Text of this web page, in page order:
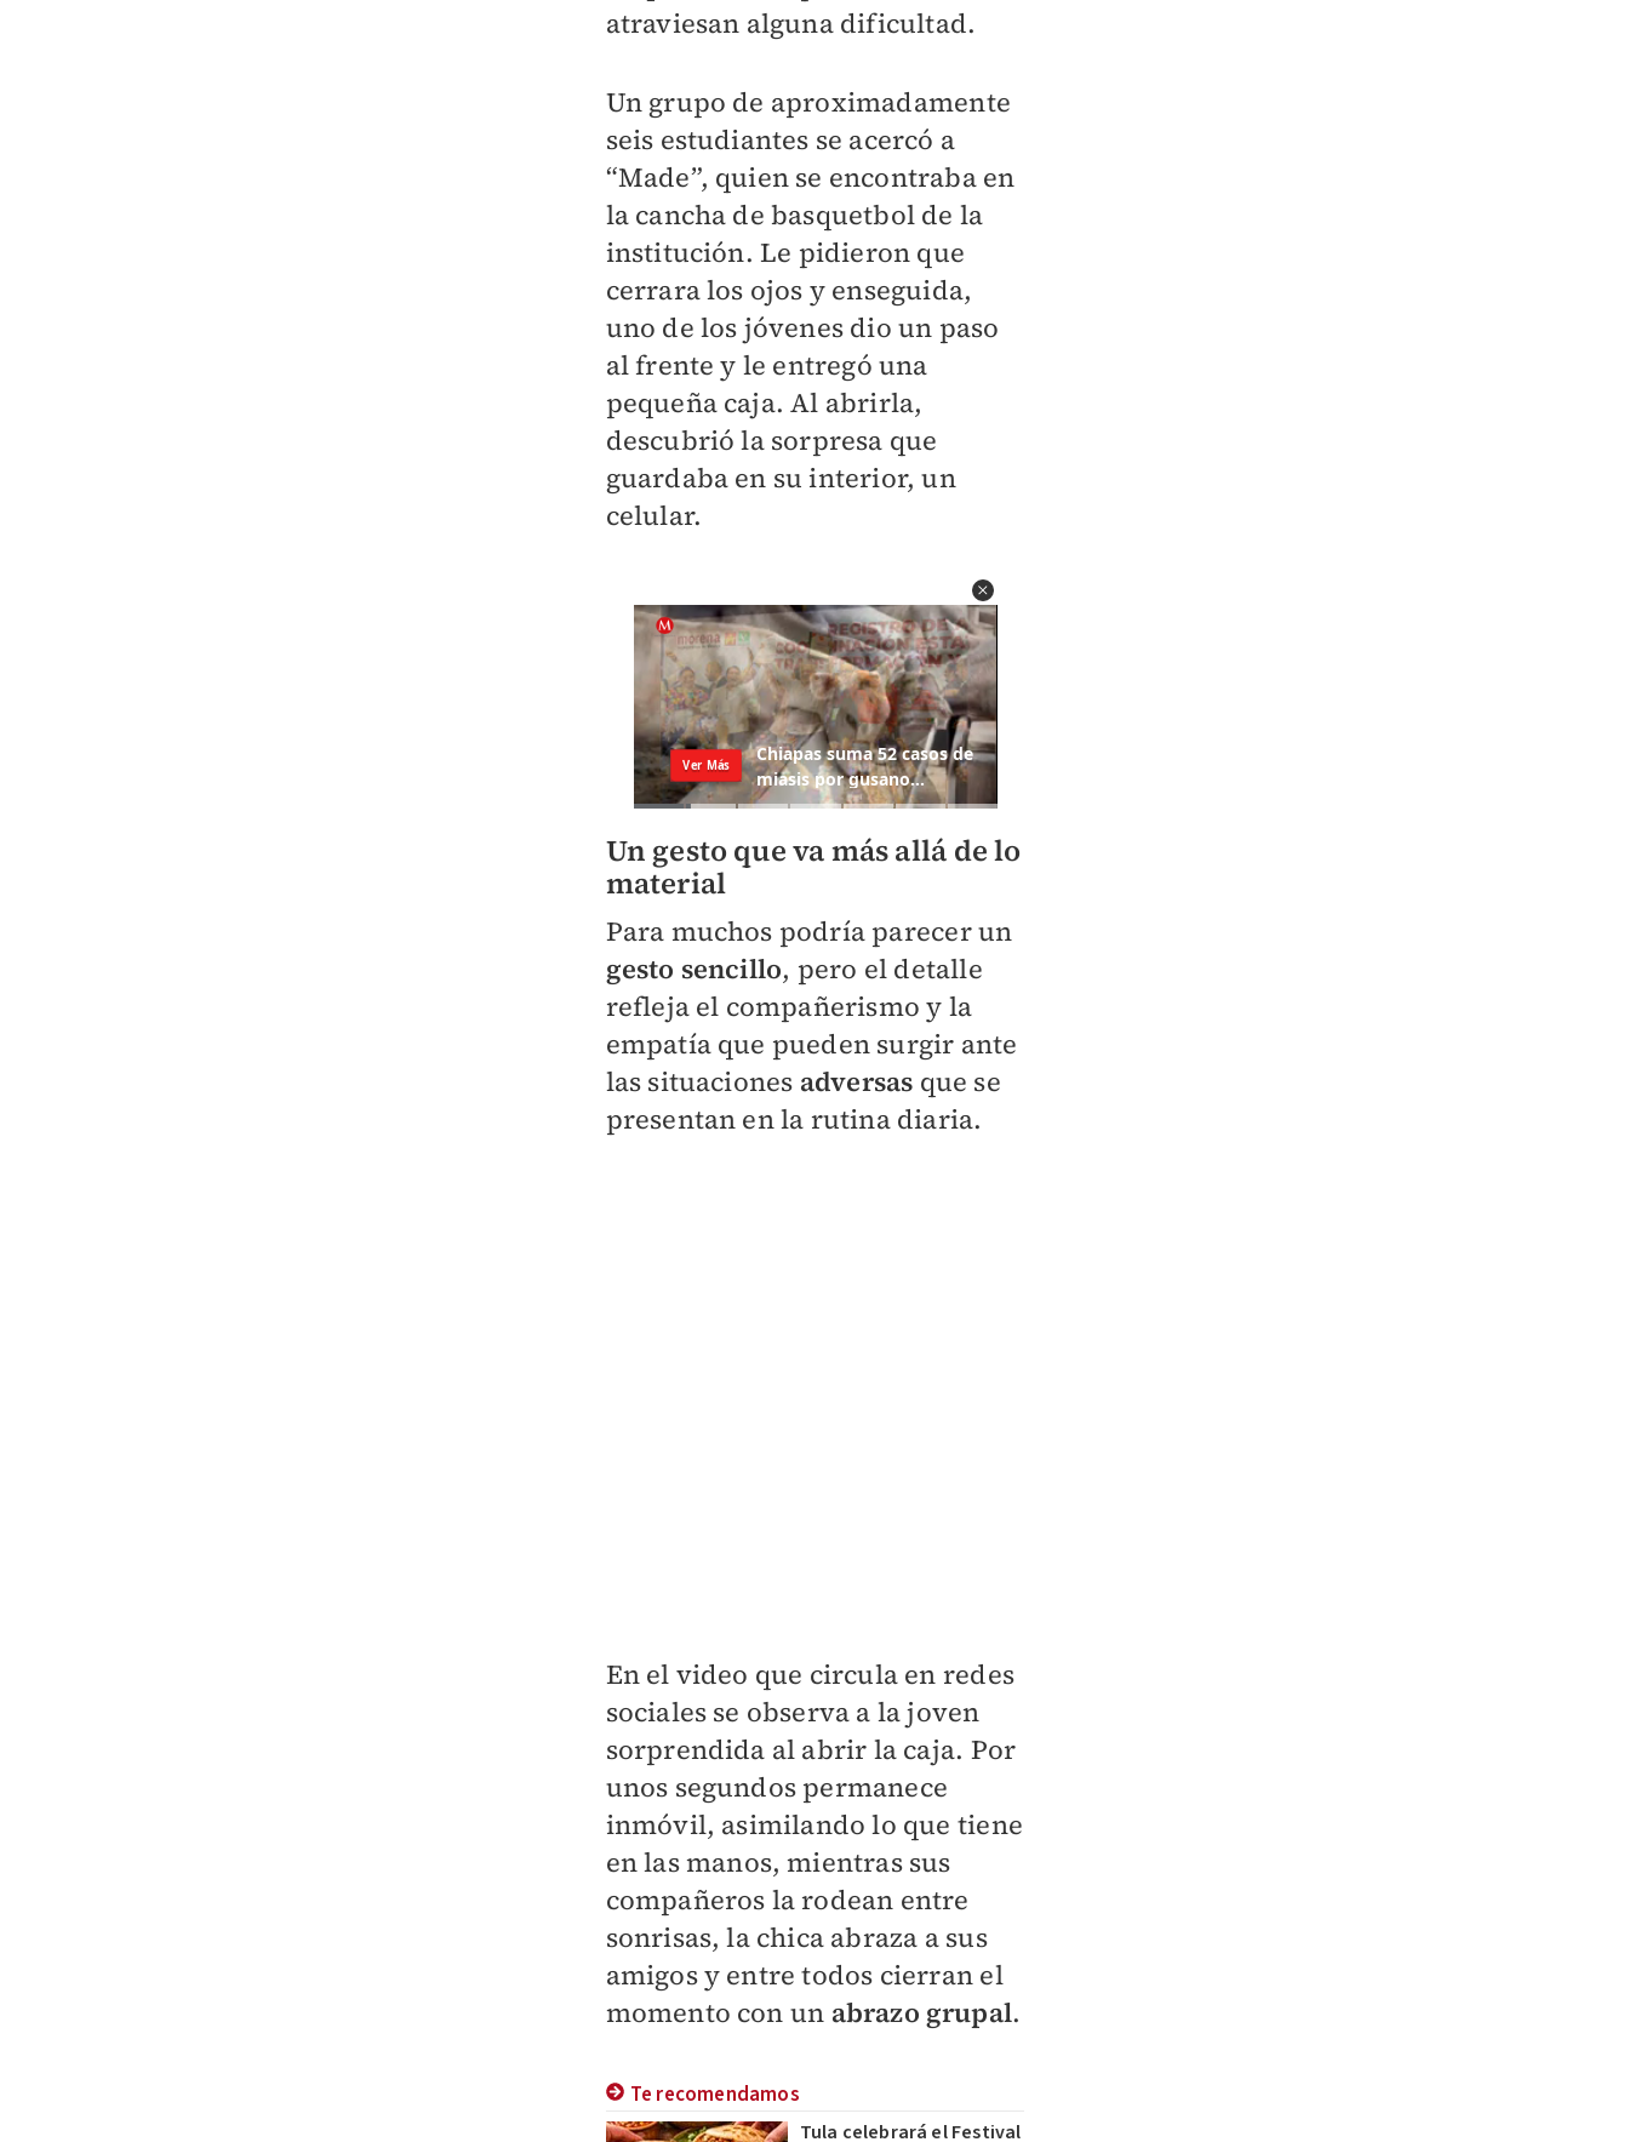
atraviesan alguna dificultad.
Un grupo de aproximadamente
seis estudiantes se acercó a
“Made”, quien se encontraba en
la cancha de basquetbol de la
institución. Le pidieron que
cerrara los ojos y enseguida,
uno de los jóvenes dio un paso
al frente y le entregó una
pequeña caja. Al abrirla,
descubrió la sorpresa que
guardaba en su interior, un
celular.
Un gesto que va más allá de lo
material
Para muchos podría parecer un
gesto sencillo, pero el detalle
refleja el compañerismo y la
empatía que pueden surgir ante
las situaciones adversas que se
presentan en la rutina diaria.
En el video que circula en redes
sociales se observa a la joven
sorprendida al abrir la caja. Por
unos segundos permanece
inmóvil, asimilando lo que tiene
en las manos, mientras sus
compañeros la rodean entre
sonrisas, la chica abraza a sus
amigos y entre todos cierran el
momento con un abrazo grupal.
Te recomendamos
Tula celebrará el Festival